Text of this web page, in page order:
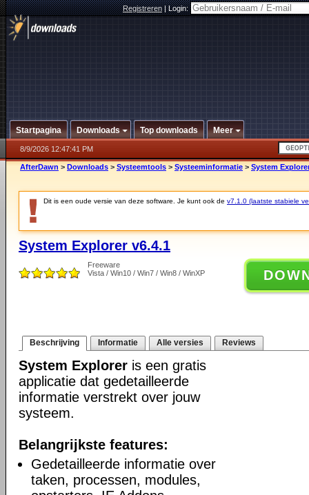
Registreren|Login:
Startpagina Downloads Top downloads Meer
8/9/2026 12:47:41 PM
AfterDawn > Downloads > Systeemtools > Systeeminformatie > System
Dit is een oude versie van deze software. Je kunt ook de v7.1.0 (laatste stabiele
System Explorer v6.4.1
Freeware
Vista / Win10 / Win7 / Win8 / WinXP
Beschrijving Informatie Alle versies Reviews
System Explorer is een gratis
applicatie dat gedetailleerde
informatie verstrekt over jouw
systeem.
Belangrijkste features:
Gedetailleerde informatie over
taken, processen, modules,